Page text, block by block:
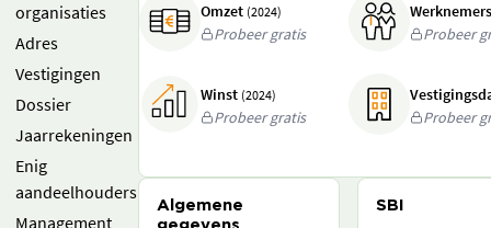
organisaties
Adres
Vestigingen
Dossier
Jaarrekeningen
Enig
aandeelhouders
Management
Omzet (2024)
Probeer gratis
Probeer
Winst (2024)
Probeer gratis
Probeer
Algemene
SBI